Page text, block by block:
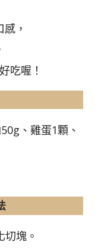
，
吃喔！
、雞蛋1顆、
塊。